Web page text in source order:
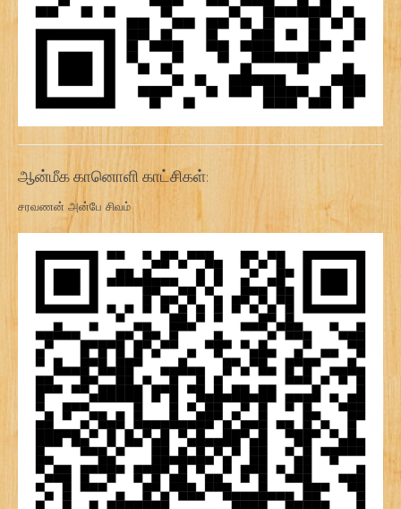
ஆன்மீக கானொளி காட்சிகள்:
சரவணன் அன்பே சிவம்